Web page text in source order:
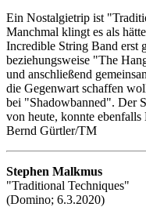
Ein Nostalgietrip ist
Manchmal klingt es als
Incredible String Band erst
beziehungsweise "The
und anschließend
die Gegenwart schaffen
bei "Shadowbanned". Der
von heute, konnte
Bernd Gürtler/TM
Stephen Malkmus
"Traditional Techniques"
(Domino; 6.3.2020)